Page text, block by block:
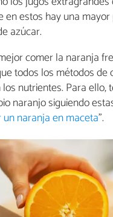
en estos hay una
azúcar.
comer la naranja
todos los métodos de
nutrientes. Para ello,
naranjo siguiendo
naranja en maceta".